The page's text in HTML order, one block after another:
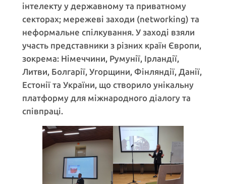
інтелекту у державному та приватному
секторах; мережеві заходи (networking) та
неформальне спілкування. У заході взяли
участь представники з різних країн Європи,
зокрема: Німеччини, Румунії, Ірландії,
Литви, Болгарії, Угорщини, Фінляндії, Данії,
Естонії та України, що створило унікальну
платформу для міжнародного діалогу та
співпраці.